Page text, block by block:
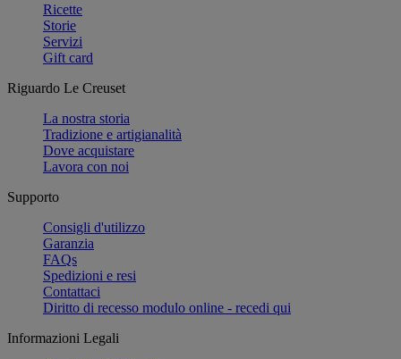
Ricette
Storie
Servizi
Gift card
Riguardo Le Creuset
La nostra storia
Tradizione e artigianalità
Dove acquistare
Lavora con noi
Supporto
Consigli d'utilizzo
Garanzia
FAQs
Spedizioni e resi
Contattaci
Diritto di recesso modulo online - recedi qui
Informazioni Legali